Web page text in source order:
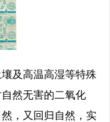
及高温高湿等特殊
然无害的二氧化
，又回归自然，实